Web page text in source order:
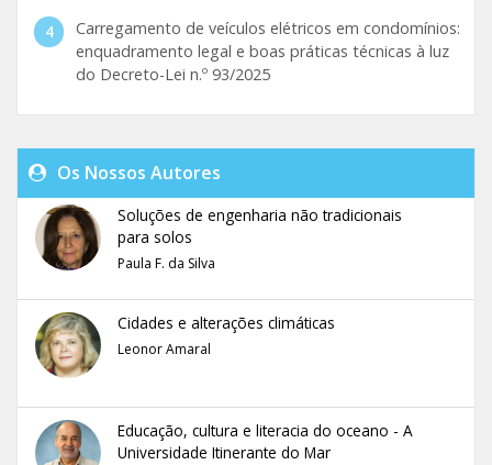
Carregamento de veículos elétricos em condomínios:
enquadramento legal e boas práticas técnicas à luz
do Decreto-Lei n.º 93/2025
Os Nossos Autores
Soluções de engenharia não tradicionais
para solos
Paula F. da Silva
Cidades e alterações climáticas
Leonor Amaral
Educação, cultura e literacia do oceano - A
Universidade Itinerante do Mar